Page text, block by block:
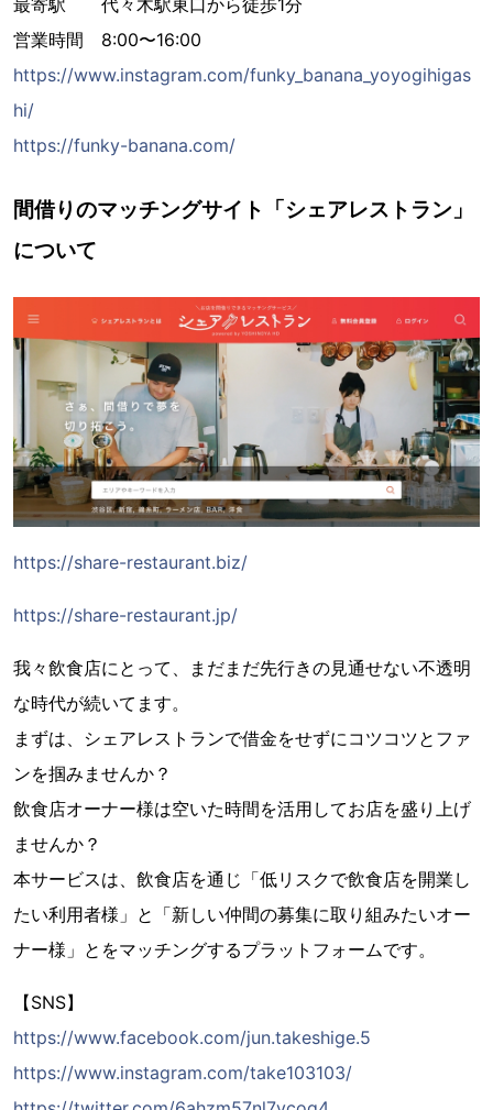
最寄駅 代々木駅東口から徒歩1分
営業時間 8:00〜16:00
https://www.instagram.com/funky_banana_yoyogihigas
hi/
https://funky-banana.com/
間借りのマッチングサイト「シェアレストラン」
について
https://share-restaurant.biz/
https://share-restaurant.jp/
我々飲食店にとって、まだまだ先行きの見通せない不透明
な時代が続いてます。
まずは、シェアレストランで借金をせずにコツコツとファ
ンを掴みませんか？
飲食店オーナー様は空いた時間を活用してお店を盛り上げ
ませんか？
本サービスは、飲食店を通じ「低リスクで飲食店を開業し
たい利用者様」と「新しい仲間の募集に取り組みたいオー
ナー様」とをマッチングするプラットフォームです。
【SNS】
https://www.facebook.com/jun.takeshige.5
https://www.instagram.com/take103103/